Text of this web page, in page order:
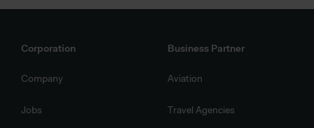
Corporation
Company
Jobs
Business Partner
Aviation
Travel Agencies